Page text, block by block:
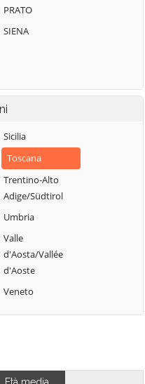
PRATO
SIENA
Sicilia
Toscana
Trentino-Alto
Adige/Südtirol
Umbria
Valle
d'Aosta/Vallée
d'Aoste
Veneto